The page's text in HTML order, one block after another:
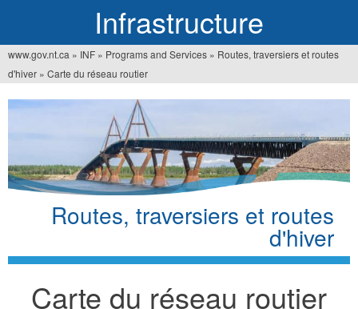
Infrastructure
Vous
êtes
www.gov.nt.ca » INF » Programs and Services » Routes, traversiers et routes
d'hiver » Carte du réseau routier
Routes, traversiers et routes
d'hiver
Carte du réseau routier